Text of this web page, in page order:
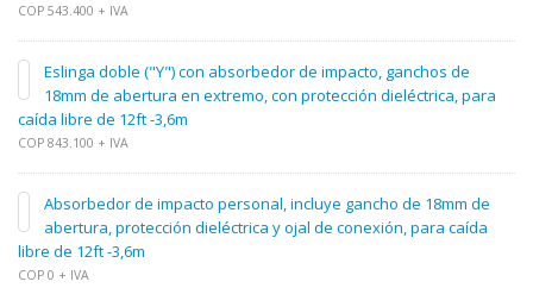
COP 543.400 + IVA
Eslinga doble ("Y") con absorbedor de impacto, ganchos de
18mm de abertura en extremo, con protección dieléctrica, para
caída libre de 12ft -3,6m
COP 843.100 + IVA
Absorbedor de impacto personal, incluye gancho de 18mm de
abertura, protección dieléctrica y ojal de conexión, para caída
libre de 12ft -3,6m
COP 0 + IVA